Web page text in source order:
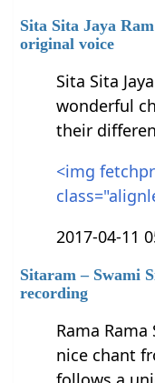
Sita Sita Jaya
original voice
Sita Sita
wonderful
their
<img
2017-04-11
Sitaram – Swami
recording
Rama
nice chant